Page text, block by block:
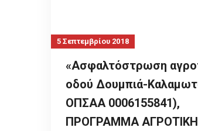
5 Σεπτεμβρίου 2018
«Ασφαλτόστρωση
οδού Δουμπιά-
ΟΠΣAA 0006155841),
ΠΡΟΓΡΑΜΜΑ